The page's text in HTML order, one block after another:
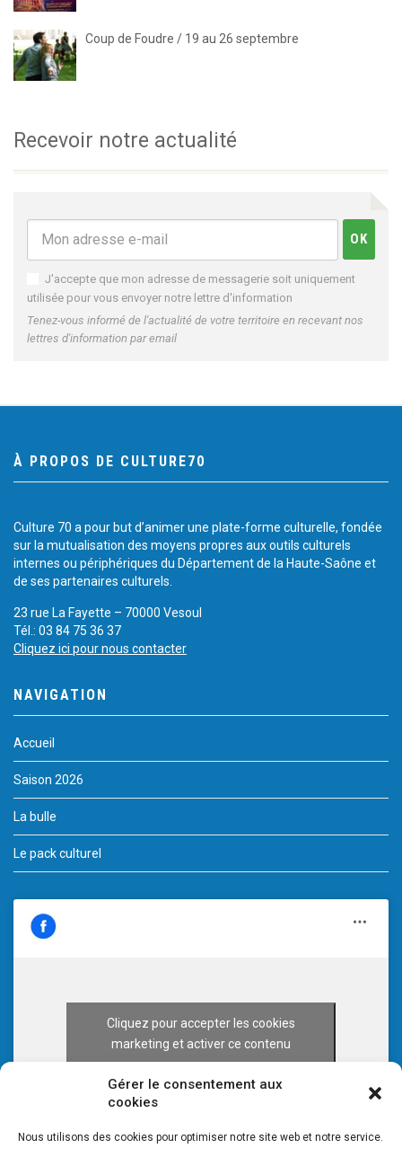
Gérer le consentement aux
cookies
Nous utilisons des cookies pour optimiser notre site web et notre service.
Coup de Foudre / 19 au 26 septembre
Recevoir notre actualité
J'accepte que mon adresse de messagerie soit uniquement
utilisée pour vous envoyer notre lettre d'information
Tenez-vous informé de l'actualité de votre territoire en recevant nos
lettres d'information par email
À PROPOS DE CULTURE70
Culture 70 a pour but d’animer une plate-forme culturelle, fondée
sur la mutualisation des moyens propres aux outils culturels
internes ou périphériques du Département de la Haute-Saône et
de ses partenaires culturels.
23 rue La Fayette – 70000 Vesoul
Tél.: 03 84 75 36 37
Cliquez ici pour nous contacter
NAVIGATION
Accueil
Saison 2026
La bulle
Le pack culturel
Cliquez pour accepter les cookies
marketing et activer ce contenu